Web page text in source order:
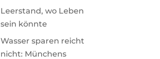
Leerstand, wo Leben
sein könnte
Wasser sparen reicht
nicht: Münchens